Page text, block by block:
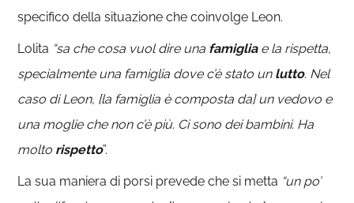
specifico della situazione che coinvolge Leon.
Lolita “sa che cosa vuol dire una famigliae la rispetta,
specialmente una famiglia dove c’è stato un lutto. Nel
caso di Leon, [la famiglia è composta da] un vedovo e
una moglie che non c’è più. Ci sono dei bambini. Ha
molto rispetto”.
La sua maniera di porsi prevede che si metta “un po’